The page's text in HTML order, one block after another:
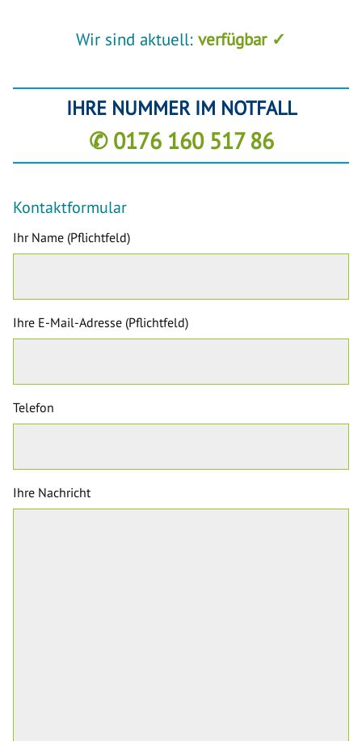
Wir sind aktuell: verfügbar ✓
IHRE NUMMER IM NOTFALL
✆ 0176 160 517 86
Kontaktformular
Ihr Name (Pflichtfeld)
Ihre E-Mail-Adresse (Pflichtfeld)
Telefon
Ihre Nachricht